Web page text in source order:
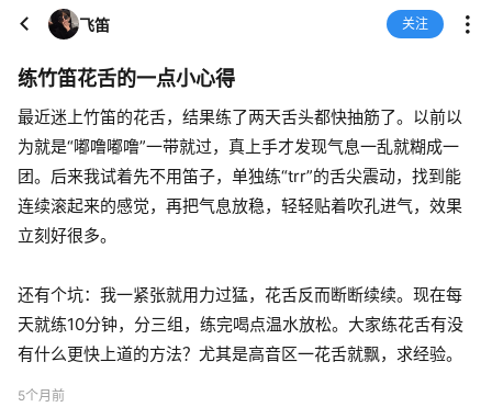
飞笛 关注
练竹笛花舌的一点小心得
最近迷上竹笛的花舌，结果练了两天舌头都快抽筋了。以前以
为就是“嘟噜嘟噜”一带就过，真上手才发现气息一乱就糊成一
团。后来我试着先不用笛子，单独练“trr”的舌尖震动，找到能
连续滚起来的感觉，再把气息放稳，轻轻贴着吹孔进气，效果
立刻好很多。
还有个坑：我一紧张就用力过猛，花舌反而断断续续。现在每
天就练10分钟，分三组，练完喝点温水放松。大家练花舌有没
有什么更快上道的方法？尤其是高音区一花舌就飘，求经验。
5个月前